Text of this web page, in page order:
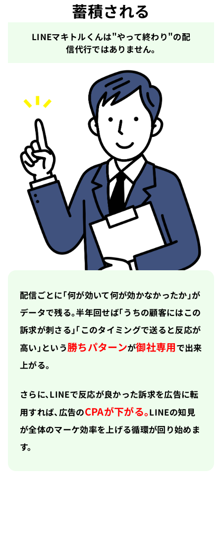
蓄積される
LINEマキトルくんは"やって終わり"の配
信代行ではありません。
配信ごとに「何が効いて何が効かなかったか」が
データで残る。半年回せば「うちの顧客にはこの
訴求が刺さる」「このタイミングで送ると反応が
高い」という勝ちパターンが御社専用で出来
上がる。
さらに、LINEで反応が良かった訴求を広告に転
用すれば、広告のCPAが下がる。LINEの知見
が全体のマーケ効率を上げる循環が回り始めま
す。